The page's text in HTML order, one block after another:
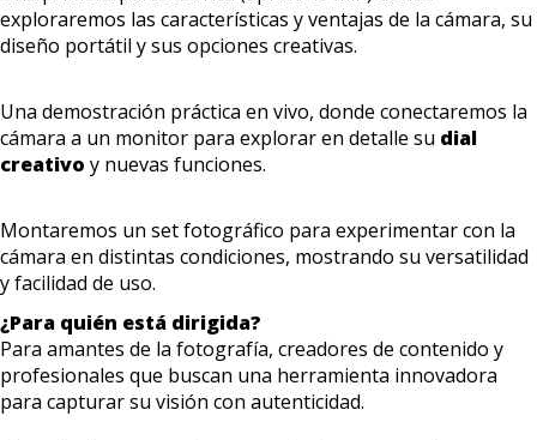
exploraremos las características y ventajas de la cámara, su
diseño portátil y sus opciones creativas.
Una demostración práctica en vivo, donde conectaremos la
cámara a un monitor para explorar en detalle su dial
creativo y nuevas funciones.
Montaremos un set fotográfico para experimentar con la
cámara en distintas condiciones, mostrando su versatilidad
y facilidad de uso.
¿Para quién está dirigida?
Para amantes de la fotografía, creadores de contenido y
profesionales que buscan una herramienta innovadora
para capturar su visión con autenticidad.